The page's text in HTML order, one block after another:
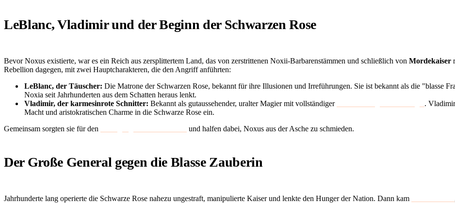
LeBlanc, Vladimir und der Beginn der Schwarzen Rose
Bevor Noxus existierte, war es ein Reich aus zersplittertem Land, das von zerstrittenen Noxii-Barbarenstämmen und schließlich von Mordekaiser
Rebellion dagegen, mit zwei Hauptcharakteren, die den Angriff anführten:
LeBlanc, der Täuscher: Die Matrone der Schwarzen Rose, bekannt für ihre Illusionen und Irreführungen. Sie ist bekannt als die "blasse
Noxia seit Jahrhunderten aus dem Schatten heraus lenkt.
Vladimir, der karmesinrote Schnitter: Bekannt als gutaussehender, uralter Magier mit vollständiger
.
Macht und aristokratischen Charme in die Schwarze Rose ein.
Gemeinsam sorgten sie für den
und halfen dabei, Noxus aus der Asche zu schmieden.
Der Große General gegen die Blasse Zauberin
Jahrhunderte lang operierte die Schwarze Rose nahezu ungestraft, manipulierte Kaiser und lenkte den Hunger der Nation. Dann kam